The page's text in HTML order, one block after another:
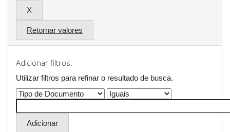
Retornar valores
Adicionar filtros:
Utilizar filtros para refinar o resultado de busca.